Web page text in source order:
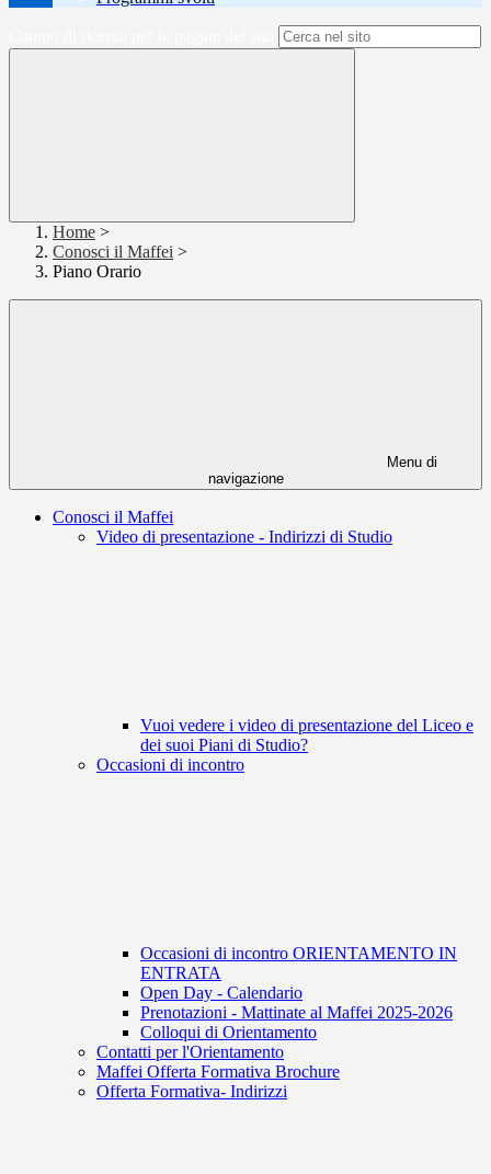
Home >
Conosci il Maffei >
Piano Orario
Menu di
navigazione
Conosci il Maffei
Video di presentazione - Indirizzi di Studio
Vuoi vedere i video di presentazione del Liceo e
dei suoi Piani di Studio?
Occasioni di incontro
Occasioni di incontro ORIENTAMENTO IN
ENTRATA
Open Day - Calendario
Prenotazioni - Mattinate al Maffei 2025-2026
Colloqui di Orientamento
Contatti per l'Orientamento
Maffei Offerta Formativa Brochure
Offerta Formativa- Indirizzi